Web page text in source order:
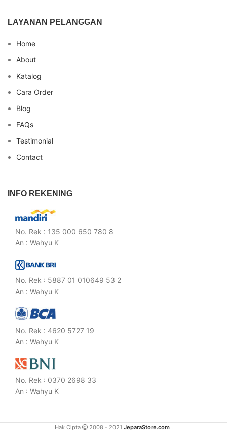
LAYANAN PELANGGAN
Home
About
Katalog
Cara Order
Blog
FAQs
Testimonial
Contact
INFO REKENING
No. Rek : 135 000 650 780 8
An : Wahyu K
No. Rek : 5887 01 010649 53 2
An : Wahyu K
No. Rek : 4620 5727 19
An : Wahyu K
No. Rek : 0370 2698 33
An : Wahyu K
Hak Cipta 2008 - 2021 JeparaStore.com.